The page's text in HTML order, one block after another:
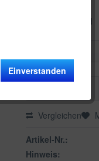
schwarz glänzend
Vergleichen
Artikel-Nr.:
Hinweis:
Einverstanden